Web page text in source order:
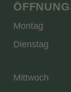
Montag
Dienstag
Mittwoch